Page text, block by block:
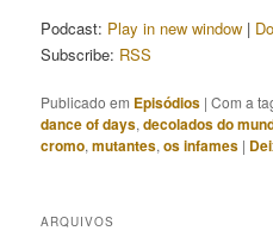
Podcast: Play in new window |
Subscribe: RSS
Publicado em Episódios |Com a
dance of days,decolados do
cromo,mutantes,os infames |
ARQUIVOS